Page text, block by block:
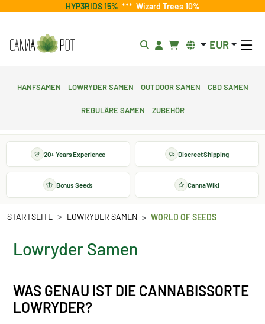
HYP3RIDS 15% *** Wizard Trees 10%
EUR
Hanfsamen Lowryder Samen Outdoor Samen CBD Samen
Reguläre Samen Zubehör
20+ Years Experience Discreet Shipping
Bonus Seeds Canna Wiki
STARTSEITE LOWRYDER SAMEN WORLD OF SEEDS
Lowryder Samen
WAS GENAU IST DIE CANNABISSORTE
LOWRYDER?